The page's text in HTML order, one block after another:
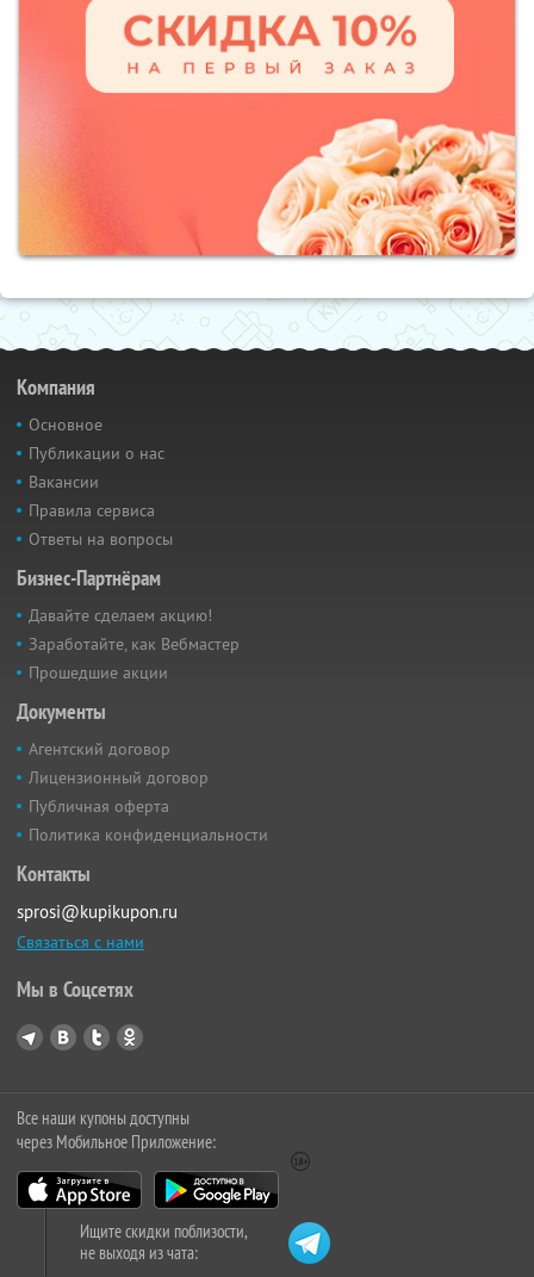
Компания
Основное
Публикации о нас
Вакансии
Правила сервиса
Ответы на вопросы
Бизнес-Партнёрам
Давайте сделаем акцию!
Заработайте, как Вебмастер
Прошедшие акции
Документы
Агентский договор
Лицензионный договор
Публичная оферта
Политика конфиденциальности
Контакты
sprosi@kupikupon.ru
Связаться с нами
Мы в Соцсетях
Все наши купоны доступны
через Мобильное Приложение:
Ищите скидки поблизости,
не выходя из чата: